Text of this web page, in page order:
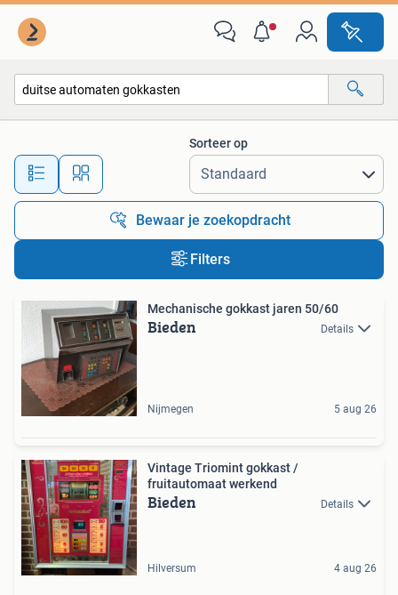
Alle afstanden…
Sorteer op
Bewaar je zoekopdracht
Filters
Mechanische gokkast jaren 50/60
Bieden Details
Nijmegen 5 aug 26
Vintage Triomint gokkast /
fruitautomaat werkend
Bieden Details
Hilversum 4 aug 26